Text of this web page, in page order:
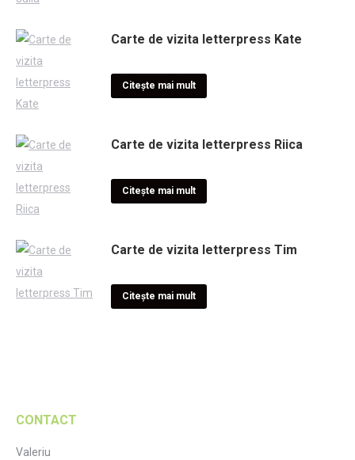
Carte de vizita letterpress Kate
Citește mai mult
Carte de vizita letterpress Riica
Citește mai mult
Carte de vizita letterpress Tim
Citește mai mult
CONTACT
Valeriu